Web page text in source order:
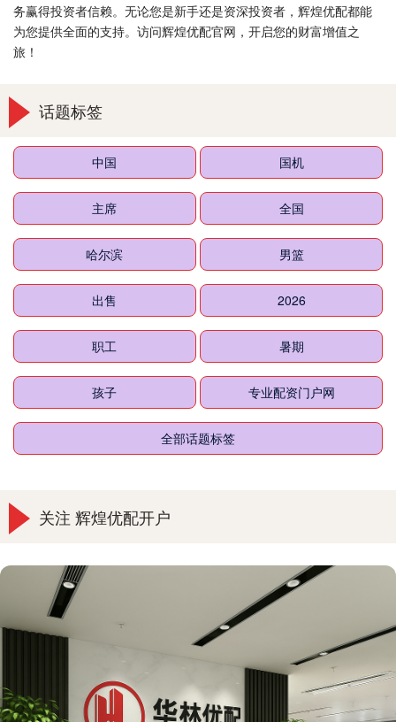
务赢得投资者信赖。无论您是新手还是资深投资者，辉煌优配都能
为您提供全面的支持。访问辉煌优配官网，开启您的财富增值之
旅！
话题标签
中国 国机
主席 全国
哈尔滨 男篮
出售 2026
职工 暑期
孩子 专业配资门户网
全部话题标签
关注 辉煌优配开户